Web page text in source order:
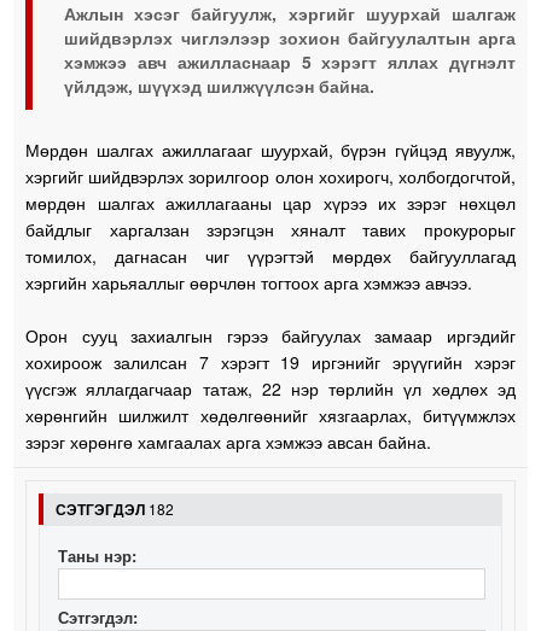
Ажлын хэсэг байгуулж, хэргийг шуурхай шалгаж
шийдвэрлэх чиглэлээр зохион байгуулалтын арга
хэмжээ авч ажилласнаар 5 хэрэгт яллах дүгнэлт
үйлдэж, шүүхэд шилжүүлсэн байна.
Мөрдөн шалгах ажиллагааг шуурхай, бүрэн гүйцэд явуулж,
хэргийг шийдвэрлэх зорилгоор олон хохирогч, холбогдогчтой,
мөрдөн шалгах ажиллагааны цар хүрээ их зэрэг нөхцөл
байдлыг харгалзан зэрэгцэн хяналт тавих прокурорыг
томилох, дагнасан чиг үүрэгтэй мөрдөх байгууллагад
хэргийн харьяаллыг өөрчлөн тогтоох арга хэмжээ авчээ.
Орон сууц захиалгын гэрээ байгуулах замаар иргэдийг
хохироож залилсан 7 хэрэгт 19 иргэнийг эрүүгийн хэрэг
үүсгэж яллагдагчаар татаж, 22 нэр төрлийн үл хөдлөх эд
хөрөнгийн шилжилт хөдөлгөөнийг хязгаарлах, битүүмжлэх
зэрэг хөрөнгө хамгаалах арга хэмжээ авсан байна.
СЭТГЭГДЭЛ 182
Таны нэр:
Сэтгэгдэл: